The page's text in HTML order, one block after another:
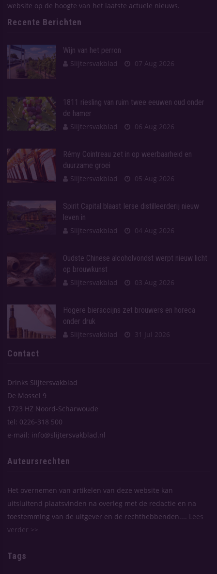
website op de hoogte van het laatste actuele nieuws.
Recente Berichten
Wijn van het perron
Slijtersvakblad
07 Aug 2026
1811 riesling van ruim twee eeuwen oud onder
de hamer
Slijtersvakblad
06 Aug 2026
Rémy Cointreau zet in op weerbaarheid en
duurzame groei
Slijtersvakblad
05 Aug 2026
Spirit Capital blaast Ierse distilleerderij nieuw
leven in
Slijtersvakblad
04 Aug 2026
Oudste Chinese alcoholvondst werpt nieuw licht
op brouwkunst
Slijtersvakblad
03 Aug 2026
Hogere bieraccijns zet brouwers en horeca
onder druk
Slijtersvakblad
31 Jul 2026
Contact
Drinks Slijtersvakblad
De Mossel 9
1723 HZ Noord-Scharwoude
tel: 0226-318 500
e-mail: info@slijtersvakblad.nl
Auteursrechten
Het overnemen van artikelen van deze website kan
uitsluitend plaatsvinden na overleg met de redactie en na
toestemming van de uitgever en de rechthebbenden....
Lees
verder >>
Tags